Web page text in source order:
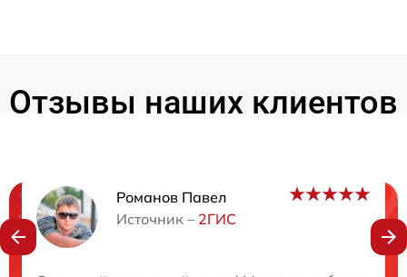
Отзывы наших клиентов
Романов Павел
Источник – 2ГИС
Нужна консультация?